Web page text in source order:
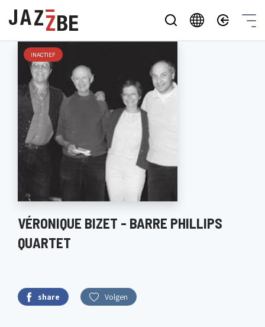
INACTIEF
VÉRONIQUE BIZET - BARRE PHILLIPS
QUARTET
share Volgen